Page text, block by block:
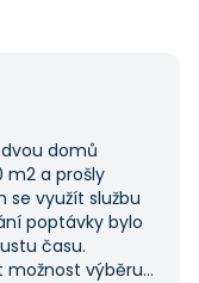
domů
m2 a prošly
se využít službu
poptávky bylo
času.
výběru